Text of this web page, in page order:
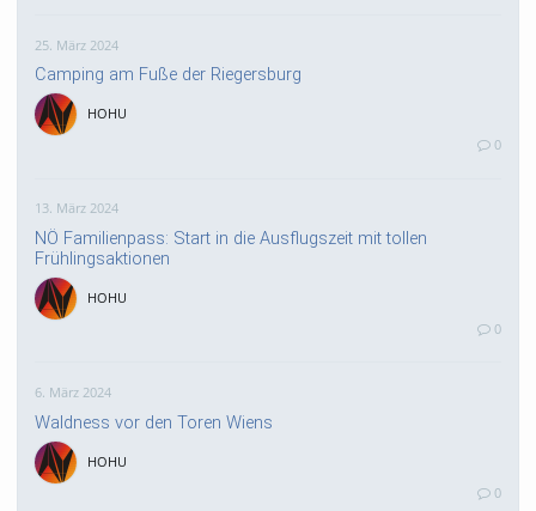
25. März 2024
Camping am Fuße der Riegersburg
HOHU
0
13. März 2024
NÖ Familienpass: Start in die Ausflugszeit mit tollen
Frühlingsaktionen
HOHU
0
6. März 2024
Waldness vor den Toren Wiens
HOHU
0